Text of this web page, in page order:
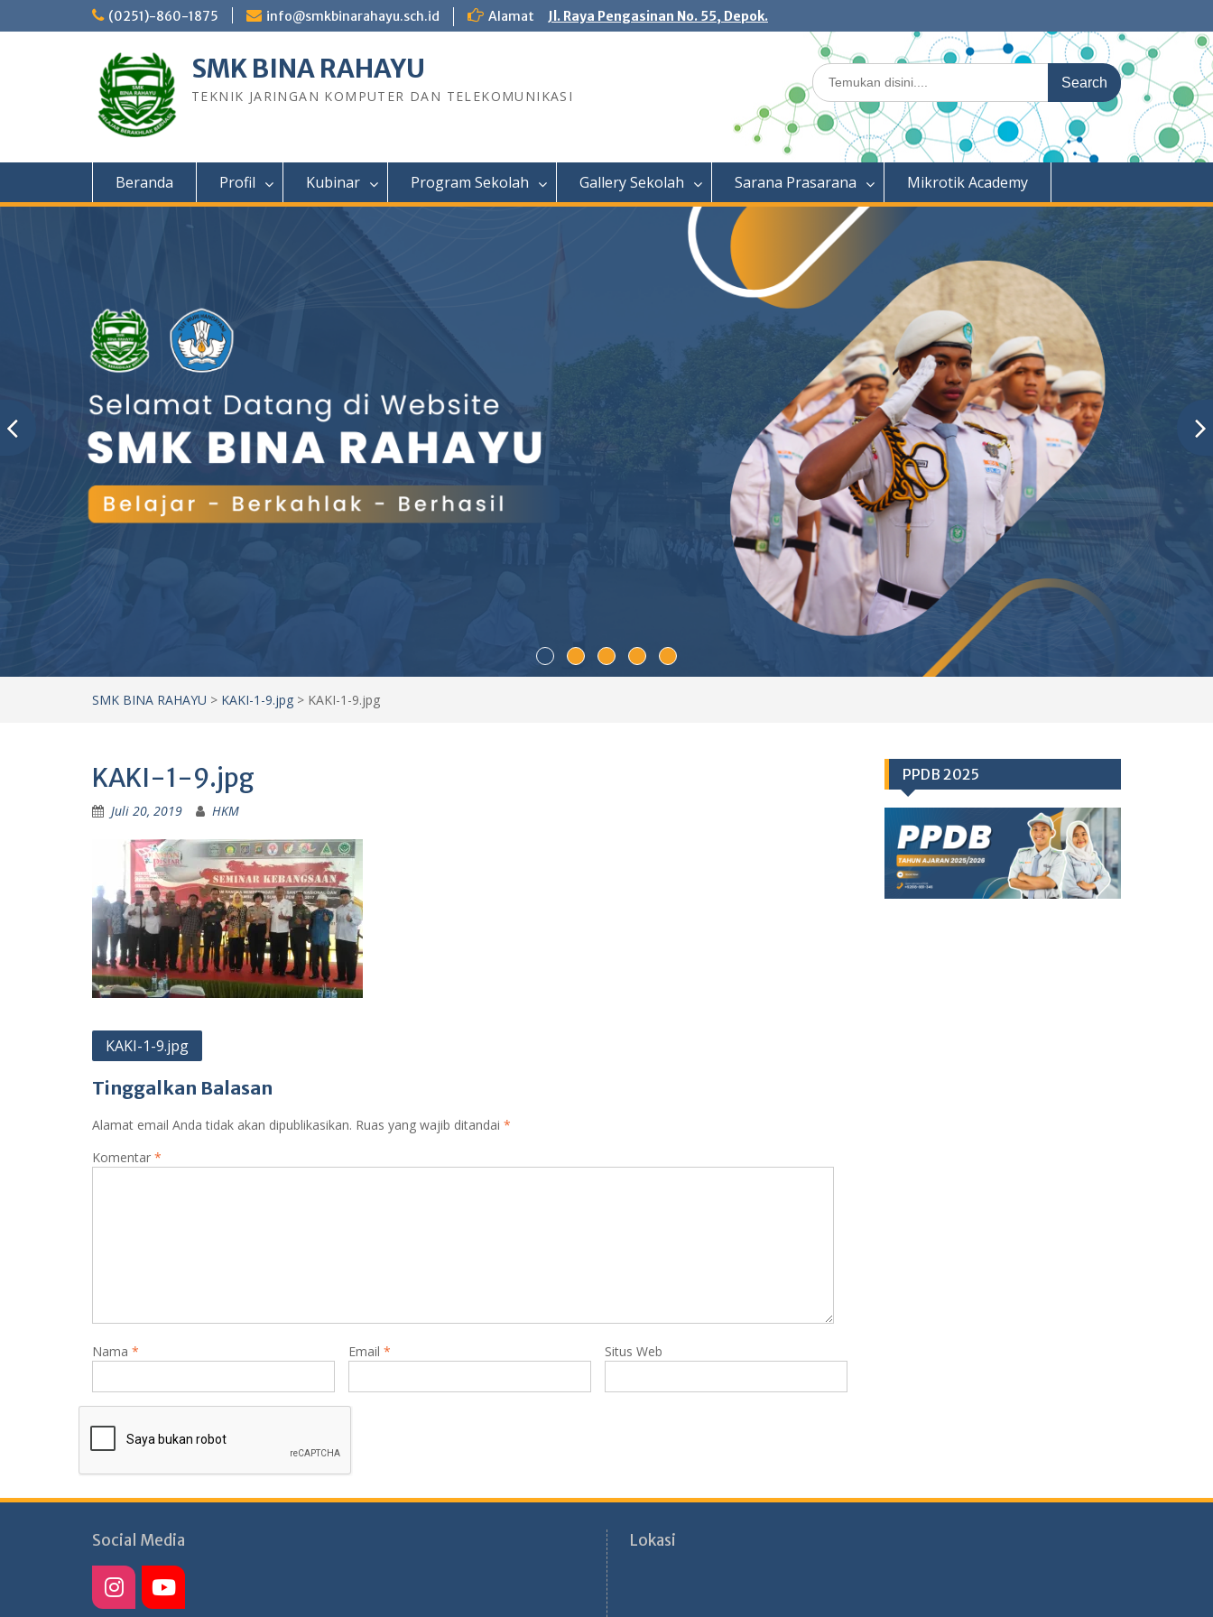
to
(0251)-860-1875 info@smkbinarahayu.sch.id Alamat Jl. Raya Pengasinan No. 55, Depok.
SMK BINA RAHAYU
TEKNIK JARINGAN KOMPUTER DAN TELEKOMUNIKASI
Search
for:
Beranda Profil Kubinar Program Sekolah Gallery Sekolah Sarana Prasarana Mikrotik Academy
SMK BINA RAHAYU > KAKI-1-9.jpg > KAKI-1-9.jpg
KAKI-1-9.jpg
Juli 20, 2019 HKM
Navigasi
KAKI-1-9.jpg
Tinggalkan Balasan
Alamat email Anda tidak akan dipublikasikan. Ruas yang wajib ditandai *
Komentar *
Nama * Email * Situs Web
PPDB 2025
Social Media Lokasi